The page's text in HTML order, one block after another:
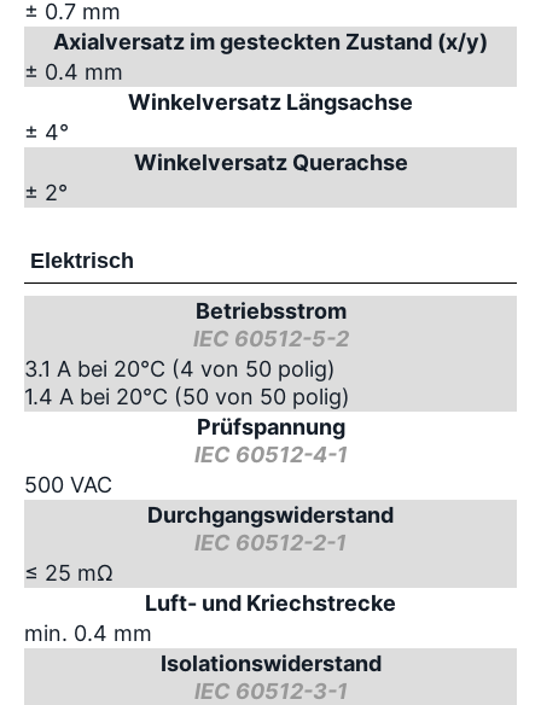
± 0.7 mm
Axialversatz im gesteckten Zustand (x/y)
± 0.4 mm
Winkelversatz Längsachse
± 4°
Winkelversatz Querachse
± 2°
Elektrisch
Betriebsstrom
IEC 60512-5-2
3.1 A bei 20°C (4 von 50 polig)
1.4 A bei 20°C (50 von 50 polig)
Prüfspannung
IEC 60512-4-1
500 VAC
Durchgangswiderstand
IEC 60512-2-1
≤ 25 mΩ
Luft- und Kriechstrecke
min. 0.4 mm
Isolationswiderstand
IEC 60512-3-1